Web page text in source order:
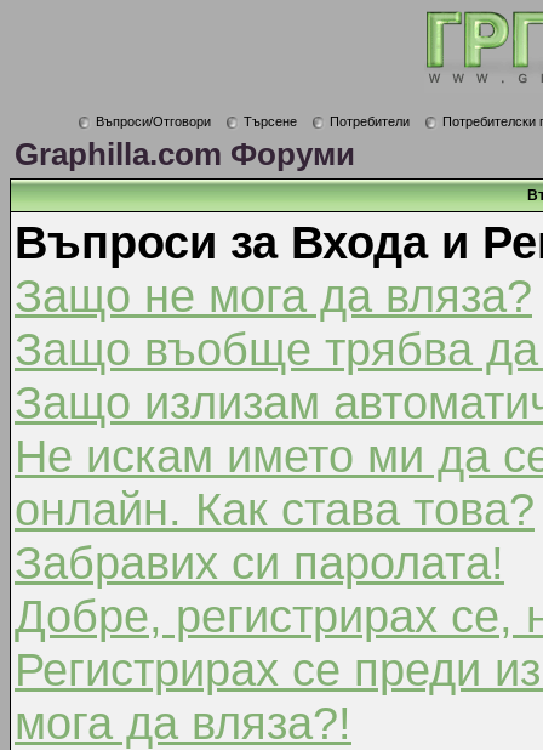
Въпроси/Отговори Търсене Потребители Потребителски
Graphilla.com Форуми
Въпроси за Входа и
Защо не мога да вляза?
Защо въобще трябва да
Защо излизам
Не искам името ми да
онлайн. Как става това?
Забравих си паролата!
Добре, регистрирах се,
Регистрирах се преди
мога да вляза?!